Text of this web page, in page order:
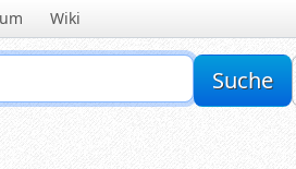
Wiki
Suche